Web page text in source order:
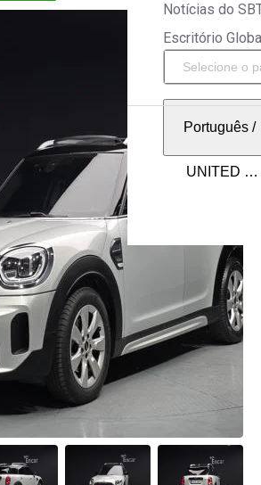
Notícias do
Escritório
Português/